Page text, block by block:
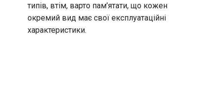
типів, втім, варто пам’ятати, що кожен
окремий вид має свої експлуатаційні
характеристики.